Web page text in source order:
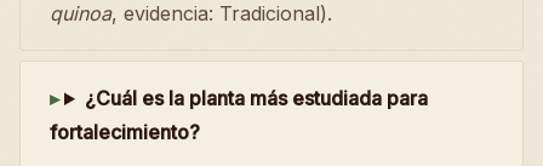
quinoa, evidencia: Tradicional).
¿Cuál es la planta más estudiada para
fortalecimiento?